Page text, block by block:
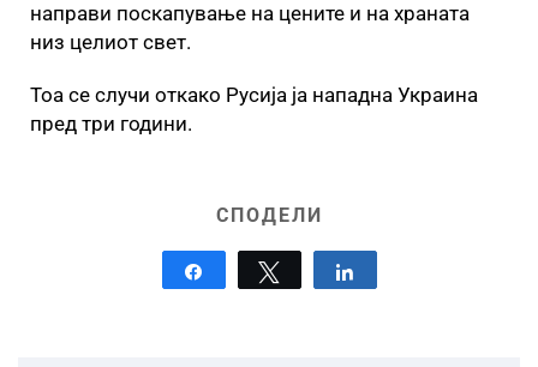
направи поскапување на цените и на храната
низ целиот свет.
Тоа се случи откако Русија ја нападна Украина
пред три години.
СПОДЕЛИ
Tweet